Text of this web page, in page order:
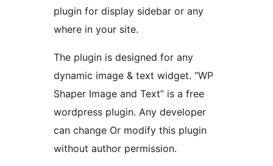
plugin for display sidebar or any
where in your site.
The plugin is designed for any
dynamic image & text widget. “WP
Shaper Image and Text” is a free
wordpress plugin. Any developer
can change Or modify this plugin
without author permission.